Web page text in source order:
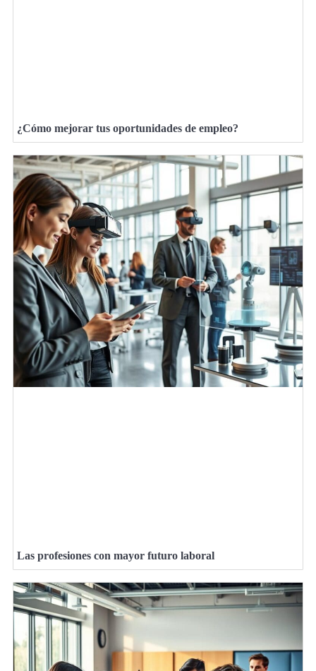
¿Cómo mejorar tus oportunidades de empleo?
Las profesiones con mayor futuro laboral